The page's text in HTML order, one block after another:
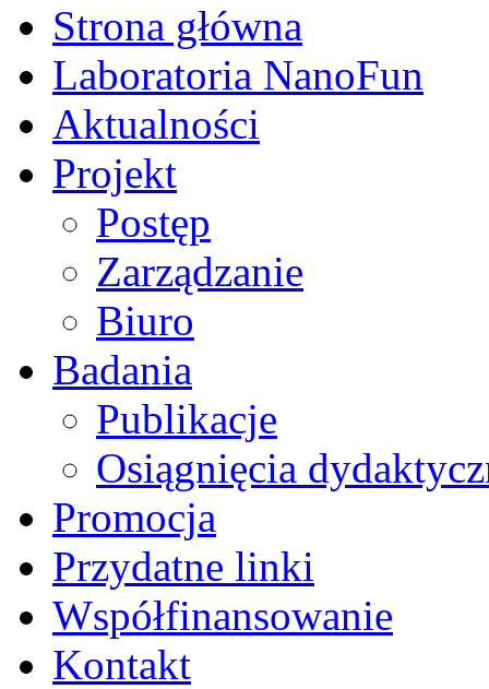
Strona główna
Laboratoria NanoFun
Aktualności
Projekt
Postęp
Zarządzanie
Biuro
Badania
Publikacje
Osiągnięcia
Promocja
Przydatne linki
Współfinansowanie
Kontakt